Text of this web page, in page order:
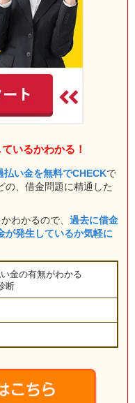
いるかわかる！
払い金を無料でCHECKで
の、借金問題に精通した
わかるので、 過去に借金
が発生しているか気軽に
金の有無がわかる
断